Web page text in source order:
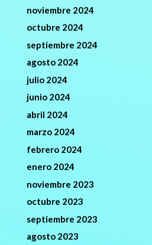
noviembre 2024
octubre 2024
septiembre 2024
agosto 2024
julio 2024
junio 2024
abril 2024
marzo 2024
febrero 2024
enero 2024
noviembre 2023
octubre 2023
septiembre 2023
agosto 2023